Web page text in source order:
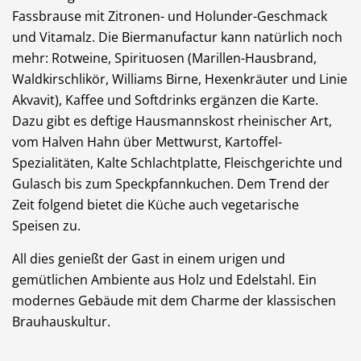
Fassbrause mit Zitronen- und Holunder-Geschmack
und Vitamalz. Die Biermanufactur kann natürlich noch
mehr: Rotweine, Spirituosen (Marillen-Hausbrand,
Waldkirschlikör, Williams Birne, Hexenkräuter und Linie
Akvavit), Kaffee und Softdrinks ergänzen die Karte.
Dazu gibt es deftige Hausmannskost rheinischer Art,
vom Halven Hahn über Mettwurst, Kartoffel-
Spezialitäten, Kalte Schlachtplatte, Fleischgerichte und
Gulasch bis zum Speckpfannkuchen. Dem Trend der
Zeit folgend bietet die Küche auch vegetarische
Speisen zu.
All dies genießt der Gast in einem urigen und
gemütlichen Ambiente aus Holz und Edelstahl. Ein
modernes Gebäude mit dem Charme der klassischen
Brauhauskultur.